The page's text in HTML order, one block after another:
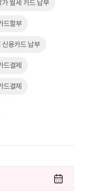
가 월세 카드 납부
드할부
신용카드 납부
드결제
드결제